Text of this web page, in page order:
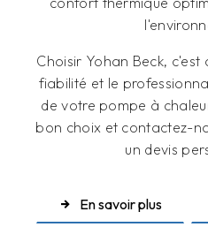
Choisir Yohan Beck,
fiabilité et le
de votre pompe à
bon choix et contactez-
un devis
En savoir plus